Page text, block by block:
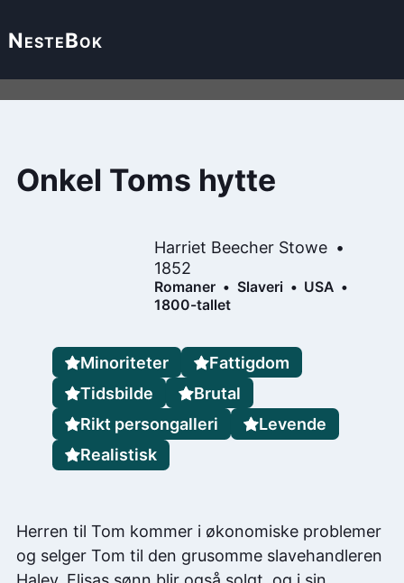
NesteBok
Onkel Toms hytte
Harriet Beecher Stowe
1852
Romaner Slaveri
USA
1800-tallet
Herren til Tom kommer i økonomiske problemer
og selger Tom til den grusomme slavehandleren
Minoriteter
Fattigdom
Tidsbilde
Brutal
Rikt persongalleri
Levende
Realistisk